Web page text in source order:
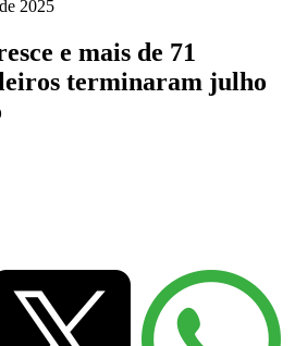
2025
e mais de 71
terminaram julho